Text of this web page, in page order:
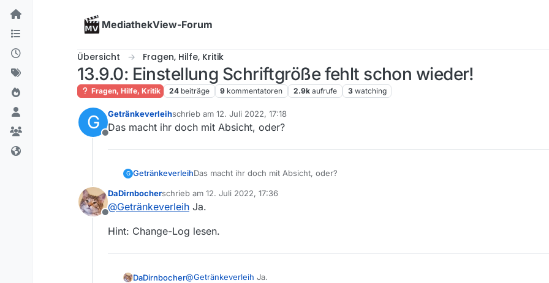
Skip to content
MediathekView-Forum
Übersicht Fragen, Hilfe, Kritik
13.9.0: Einstellung Schriftgröße fehlt schon wieder!
Fragen, Hilfe, Kritik 24 beiträge 9 kommentatoren 2.9k aufrufe 3 watching
G
Offline
Getränkeverleihschrieb am 12. Juli 2022, 17:18
zuletzt editiert von
Das macht ihr doch mit Absicht, oder?
G GetränkeverleihDas macht ihr doch mit Absicht, oder?
Offline
DaDirnbocherschrieb am 12. Juli 2022, 17:36
zuletzt editiert von
@Getränkeverleih Ja.
Hint: Change-Log lesen.
DaDirnbocher@Getränkeverleih Ja.